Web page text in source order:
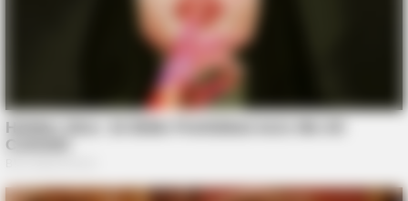
David Muir's New Partner, Whom You'll Easily Recognize